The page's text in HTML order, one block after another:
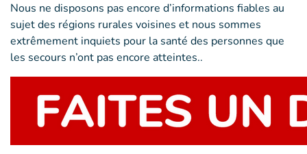
Nous ne disposons pas encore d’informations fiables au
sujet des régions rurales voisines et nous sommes
extrêmement inquiets pour la santé des personnes que
les secours n’ont pas encore atteintes..